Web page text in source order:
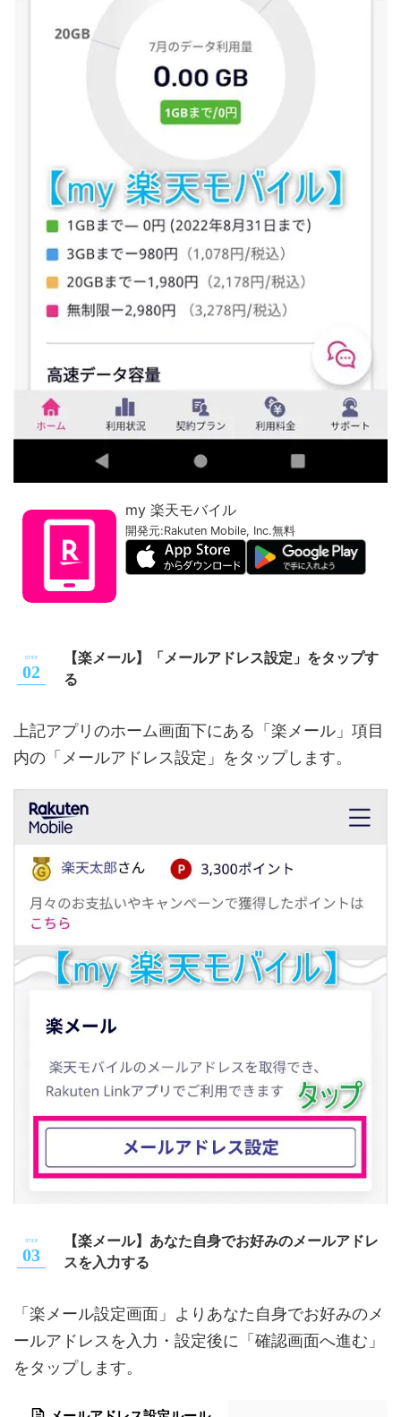
my 楽天モバイル
開発元:Rakuten Mobile, Inc.無料
【楽メール】「メールアドレス設定」をタップす
る
上記アプリのホーム画面下にある「楽メール」項目
内の「メールアドレス設定」をタップします。
【楽メール】あなた自身でお好みのメールアドレ
スを入力する
「楽メール設定画面」よりあなた自身でお好みのメ
ールアドレスを入力・設定後に「確認画面へ進む」
をタップします。